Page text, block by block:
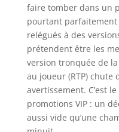
faire tomber dans un
pourtant
relégués à des
prétendent être les
version tronquée de
au joueur (RTP) chute
avertissement. C’est
promotions VIP : un
aussi vide qu’une